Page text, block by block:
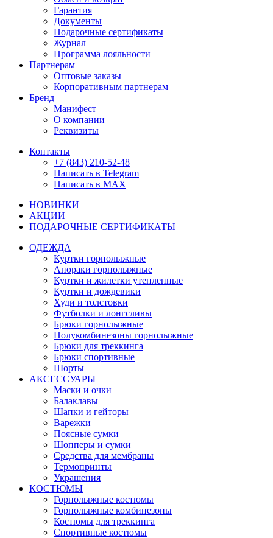
Гарантия
Документы
Подарочные сертификаты
Журнал
Программа лояльности
Партнерам
Оптовые заказы
Корпоративным партнерам
Бренд
Манифест
О компании
Реквизиты
Контакты
+7 (843) 210-52-48
Написать в Telegram
Написать в MAX
НОВИНКИ
АКЦИИ
ПОДАРОЧНЫЕ СЕРТИФИКАТЫ
ОДЕЖДА
Куртки горнолыжные
Анораки горнолыжные
Куртки и жилетки утепленные
Куртки и дождевики
Худи и толстовки
Футболки и лонгсливы
Брюки горнолыжные
Полукомбинезоны горнолыжные
Брюки для треккинга
Брюки спортивные
Шорты
АКСЕССУАРЫ
Маски и очки
Балаклавы
Шапки и гейторы
Варежки
Поясные сумки
Шопперы и сумки
Средства для мембраны
Термопринты
Украшения
КОСТЮМЫ
Горнолыжные костюмы
Горнолыжные комбинезоны
Костюмы для треккинга
Спортивные костюмы